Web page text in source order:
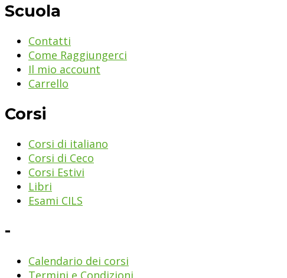
Scuola
Contatti
Come Raggiungerci
Il mio account
Carrello
Corsi
Corsi di italiano
Corsi di Ceco
Corsi Estivi
Libri
Esami CILS
-
Calendario dei corsi
Termini e Condizioni